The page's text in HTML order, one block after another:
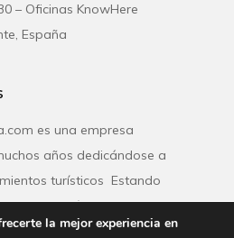
– Oficinas KnowHere
España
es una empresa
años dedicándose a
turísticos Estando
destino turístico de Denia
gama de
la mejor experiencia en